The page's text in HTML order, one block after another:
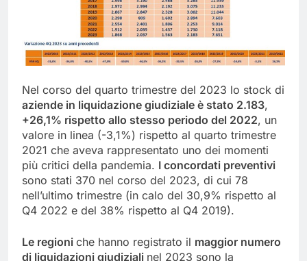
Nel corso del quarto trimestre del 2023 lo stock di
aziende in liquidazione giudiziale è stato 2.183,
+26,1% rispetto allo stesso periodo del 2022, un
valore in linea (-3,1%) rispetto al quarto trimestre
2021 che aveva rappresentato uno dei momenti
più critici della pandemia. I concordati preventivi
sono stati 370 nel corso del 2023, di cui 78
nell’ultimo trimestre (in calo del 30,9% rispetto al
Q4 2022 e del 38% rispetto al Q4 2019).
Le regioni che hanno registrato il maggior numero
di liquidazioni giudiziali nel 2023 sono la